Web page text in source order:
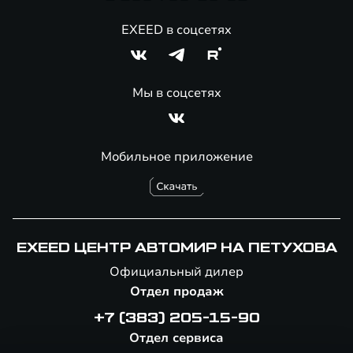
Мобильное приложение
EXEED в соцсетях
Мы в соцсетях
EXEED ЦЕНТР АВТОМИР НА ПЕТУХОВА
Официальный дилер
Отдел продаж
+7 (383) 205-15-90
Отдел сервиса